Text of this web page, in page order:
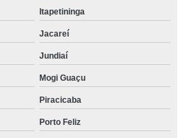
Itapetininga
Jacareí
Jundiaí
Mogi Guaçu
Piracicaba
Porto Feliz